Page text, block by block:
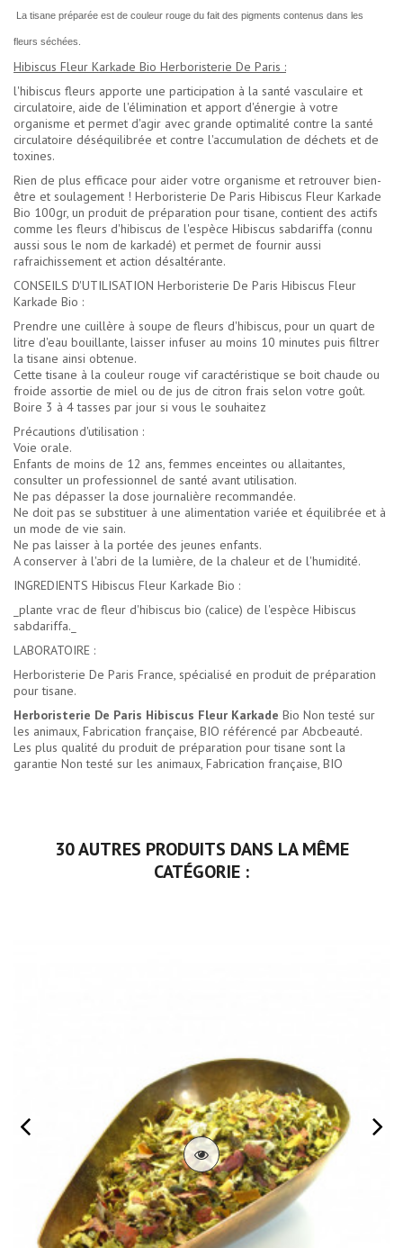
La tisane préparée est de couleur rouge du fait des pigments contenus dans les
fleurs séchées.
Hibiscus Fleur Karkade Bio Herboristerie De Paris :
l'hibiscus fleurs apporte une participation à la santé vasculaire et
circulatoire, aide de l'élimination et apport d'énergie à votre
organisme et permet d'agir avec grande optimalité contre la santé
circulatoire déséquilibrée et contre l'accumulation de déchets et de
toxines.
Rien de plus efficace pour aider votre organisme et retrouver bien-
être et soulagement ! Herboristerie De Paris Hibiscus Fleur Karkade
Bio 100gr, un produit de préparation pour tisane, contient des actifs
comme les fleurs d'hibiscus de l'espèce Hibiscus sabdariffa (connu
aussi sous le nom de karkadé) et permet de fournir aussi
rafraichissement et action désaltérante.
CONSEILS D'UTILISATION Herboristerie De Paris Hibiscus Fleur
Karkade Bio :
Prendre une cuillère à soupe de fleurs d'hibiscus, pour un quart de
litre d'eau bouillante, laisser infuser au moins 10 minutes puis filtrer
la tisane ainsi obtenue.
Cette tisane à la couleur rouge vif caractéristique se boit chaude ou
froide assortie de miel ou de jus de citron frais selon votre goût.
Boire 3 à 4 tasses par jour si vous le souhaitez
Précautions d'utilisation :
Voie orale.
Enfants de moins de 12 ans, femmes enceintes ou allaitantes,
consulter un professionnel de santé avant utilisation.
Ne pas dépasser la dose journalière recommandée.
Ne doit pas se substituer à une alimentation variée et équilibrée et à
un mode de vie sain.
Ne pas laisser à la portée des jeunes enfants.
A conserver à l'abri de la lumière, de la chaleur et de l'humidité.
INGREDIENTS Hibiscus Fleur Karkade Bio :
_plante vrac de fleur d'hibiscus bio (calice) de l'espèce Hibiscus
sabdariffa._
LABORATOIRE :
Herboristerie De Paris France, spécialisé en produit de préparation
pour tisane.
Herboristerie De Paris Hibiscus Fleur Karkade Bio Non testé sur
les animaux, Fabrication française, BIO référencé par Abcbeauté.
Les plus qualité du produit de préparation pour tisane sont la
garantie Non testé sur les animaux, Fabrication française, BIO
30 AUTRES PRODUITS DANS LA MÊME
CATÉGORIE :